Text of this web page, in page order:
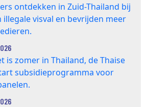
ontdekken in Zuid-Thailand bij
illegale visval en bevrijden meer
is zomer in Thailand, de Thaise
subsidieprogramma voor